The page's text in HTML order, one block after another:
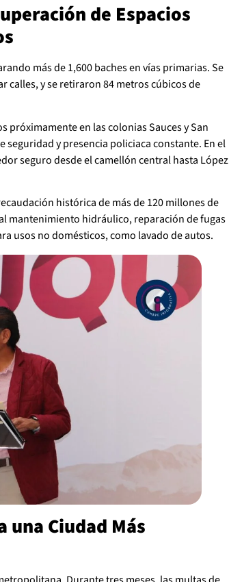
de Espacios
más de 1,600 baches en vías primarias. Se
calles, y se retiraron 84 metros cúbicos de
próximamente en las colonias Sauces y San
y presencia policiaca constante. En el
seguro desde el camellón central hasta López
histórica de más de 120 millones de
mantenimiento hidráulico, reparación de fugas
usos no domésticos, como lavado de autos.
Ciudad Más